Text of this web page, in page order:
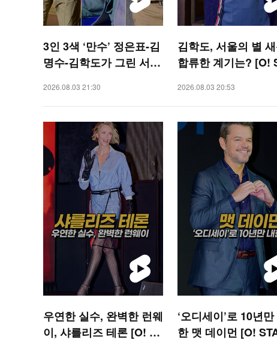
3인 3색 ‘만수’ 정은표-김
명수-김학도가 그린 서로
숏폼]
2026.08.03 21:30
김학도, 서울의 별
합류한 계기는? [O!
2026.08.03 20:53
우연한 실수, 완벽한 런웨
이, 샤를리즈 테론 [O! ST
‘오디세이’로 10년만
한 맷 데이먼 [O!